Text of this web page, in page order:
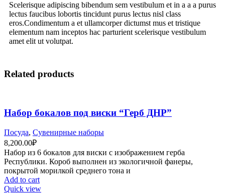
Scelerisque adipiscing bibendum sem vestibulum et in a a a purus
lectus faucibus lobortis tincidunt purus lectus nisl class
eros.Condimentum a et ullamcorper dictumst mus et tristique
elementum nam inceptos hac parturient scelerisque vestibulum
amet elit ut volutpat.
Related products
Набор бокалов под виски “Герб ДНР”
Посуда, Сувенирные наборы
8,200.00₽
Набор из 6 бокалов для виски с изображением герба
Республики. Короб выполнен из экологичной фанеры,
покрытой морилкой среднего тона и
Add to cart
Quick view